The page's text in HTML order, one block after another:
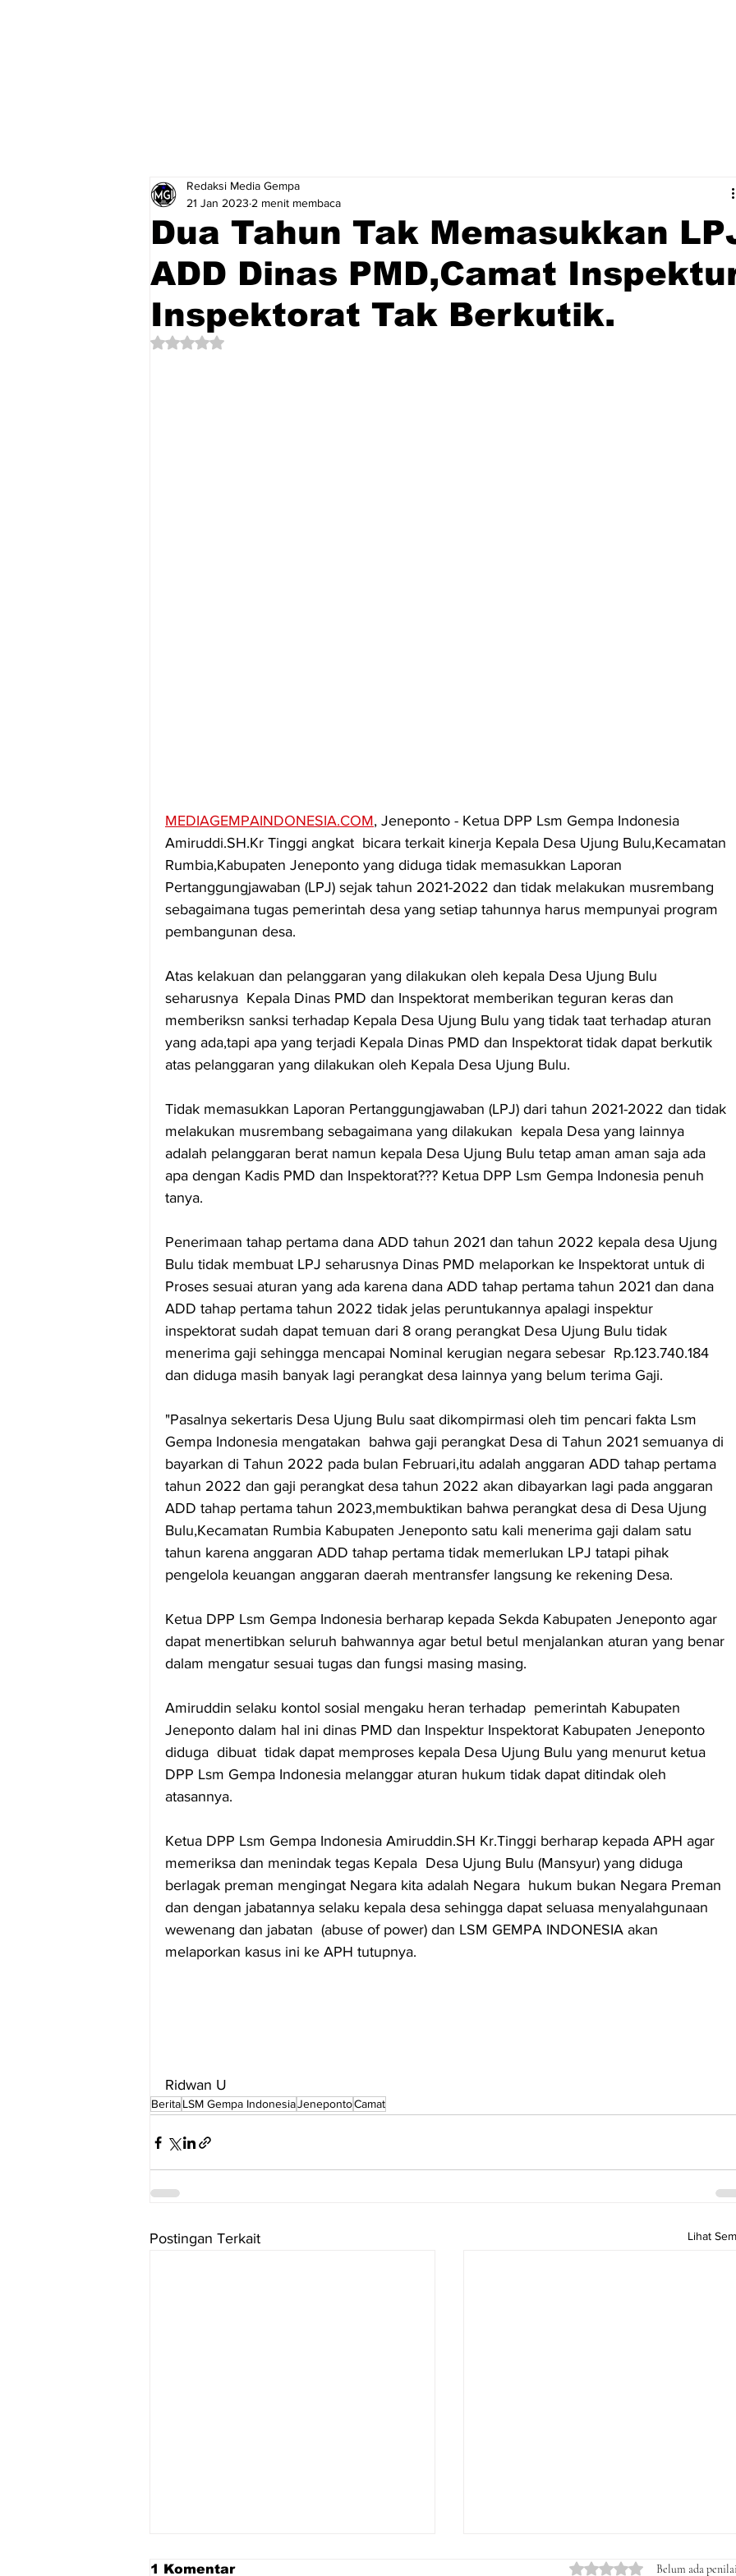
Dua Tahun Tak Memasukkan
ADD Dinas PMD,Camat
Inspektorat Tak Berkutik.
Redaksi Media Gempa
21 Jan 2023 2 menit membaca
Dinilai NaN dari 5 bintang.
MEDIAGEMPAINDONESIA.COM, Jeneponto - Ketua DPP Lsm Gempa Indonesia
Amiruddi.SH.Kr Tinggi angkat  bicara terkait kinerja Kepala Desa Ujung Bulu,Kecamatan
Rumbia,Kabupaten Jeneponto yang diduga tidak memasukkan Laporan
Pertanggungjawaban (LPJ) sejak tahun 2021-2022 dan tidak melakukan musrembang
sebagaimana tugas pemerintah desa yang setiap tahunnya harus mempunyai program
pembangunan desa.
Atas kelakuan dan pelanggaran yang dilakukan oleh kepala Desa Ujung Bulu
seharusnya  Kepala Dinas PMD dan Inspektorat memberikan teguran keras dan
memberiksn sanksi terhadap Kepala Desa Ujung Bulu yang tidak taat terhadap aturan
yang ada,tapi apa yang terjadi Kepala Dinas PMD dan Inspektorat tidak dapat berkutik
atas pelanggaran yang dilakukan oleh Kepala Desa Ujung Bulu.
Tidak memasukkan Laporan Pertanggungjawaban (LPJ) dari tahun 2021-2022 dan tidak
melakukan musrembang sebagaimana yang dilakukan  kepala Desa yang lainnya
adalah pelanggaran berat namun kepala Desa Ujung Bulu tetap aman aman saja ada
apa dengan Kadis PMD dan Inspektorat??? Ketua DPP Lsm Gempa Indonesia penuh
tanya.
Penerimaan tahap pertama dana ADD tahun 2021 dan tahun 2022 kepala desa Ujung
Bulu tidak membuat LPJ seharusnya Dinas PMD melaporkan ke Inspektorat untuk di
Proses sesuai aturan yang ada karena dana ADD tahap pertama tahun 2021 dan dana
ADD tahap pertama tahun 2022 tidak jelas peruntukannya apalagi inspektur
inspektorat sudah dapat temuan dari 8 orang perangkat Desa Ujung Bulu tidak
menerima gaji sehingga mencapai Nominal kerugian negara sebesar  Rp.123.740.184
dan diduga masih banyak lagi perangkat desa lainnya yang belum terima Gaji.
"Pasalnya sekertaris Desa Ujung Bulu saat dikompirmasi oleh tim pencari fakta Lsm
Gempa Indonesia mengatakan  bahwa gaji perangkat Desa di Tahun 2021 semuanya di
bayarkan di Tahun 2022 pada bulan Februari,itu adalah anggaran ADD tahap pertama
tahun 2022 dan gaji perangkat desa tahun 2022 akan dibayarkan lagi pada anggaran
ADD tahap pertama tahun 2023,membuktikan bahwa perangkat desa di Desa Ujung
Bulu,Kecamatan Rumbia Kabupaten Jeneponto satu kali menerima gaji dalam satu
tahun karena anggaran ADD tahap pertama tidak memerlukan LPJ tatapi pihak
pengelola keuangan anggaran daerah mentransfer langsung ke rekening Desa.
Ketua DPP Lsm Gempa Indonesia berharap kepada Sekda Kabupaten Jeneponto agar
dapat menertibkan seluruh bahwannya agar betul betul menjalankan aturan yang benar
dalam mengatur sesuai tugas dan fungsi masing masing.
Amiruddin selaku kontol sosial mengaku heran terhadap  pemerintah Kabupaten
Jeneponto dalam hal ini dinas PMD dan Inspektur Inspektorat Kabupaten Jeneponto
diduga  dibuat  tidak dapat memproses kepala Desa Ujung Bulu yang menurut ketua
DPP Lsm Gempa Indonesia melanggar aturan hukum tidak dapat ditindak oleh
atasannya.
Ketua DPP Lsm Gempa Indonesia Amiruddin.SH Kr.Tinggi berharap kepada APH agar
memeriksa dan menindak tegas Kepala  Desa Ujung Bulu (Mansyur) yang diduga
berlagak preman mengingat Negara kita adalah Negara  hukum bukan Negara Preman
dan dengan jabatannya selaku kepala desa sehingga dapat seluasa menyalahgunaan
wewenang dan jabatan  (abuse of power) dan LSM GEMPA INDONESIA akan
melaporkan kasus ini ke APH tutupnya.
Ridwan U
BeritaLSM Gempa IndonesiaJenepontoCamat
Postingan Terkait Lihat
1 Komentar Dinilai 0 dari 5 bintang.
Belum ada